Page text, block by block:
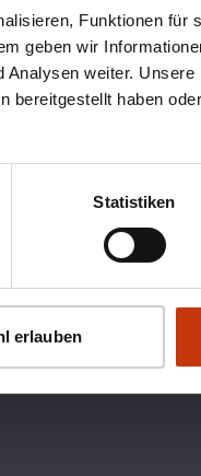
Funktionen für
geben wir
weiter.
bereitgestellt haben
Statistiken
erlauben